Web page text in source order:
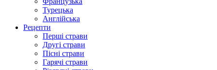
Турецька
Англійська
Рецепти
Перші страви
Другі страви
Пісні страви
Гарячі страви